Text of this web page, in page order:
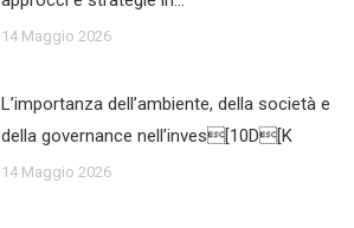
14 Maggio 2026
L’importanza dell’ambiente, della società e
della governance nell’inves[10D[K
14 Maggio 2026